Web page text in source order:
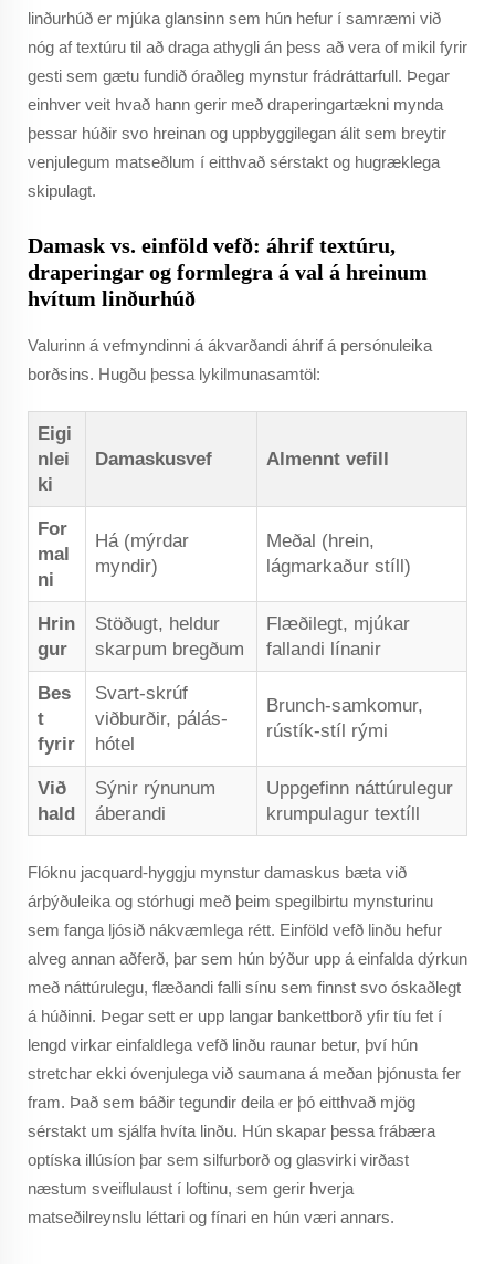
linðurhúð er mjúka glansinn sem hún hefur í samræmi við
nóg af textúru til að draga athygli án þess að vera of mikil fyrir
gesti sem gætu fundið óraðleg mynstur frádráttarfull. Þegar
einhver veit hvað hann gerir með draperingartækni mynda
þessar húðir svo hreinan og uppbyggilegan álit sem breytir
venjulegum matseðlum í eitthvað sérstakt og hugræklega
skipulagt.
Damask vs. einföld vefð: áhrif textúru,
draperingar og formlegra á val á hreinum
hvítum linðurhúð
Valurinn á vefmyndinni á ákvarðandi áhrif á persónuleika
borðsins. Hugðu þessa lykilmunasamtöl:
Eigi
nlei
ki
Damaskusvef Almennt vefill
For
mal
ni
Há (mýrdar
myndir)
Meðal (hrein,
lágmarkaður stíll)
Hrin
gur
Stöðugt, heldur
skarpum bregðum
Flæðilegt, mjúkar
fallandi línanir
Bes
t
fyrir
Svart-skrúf
viðburðir, pálás-
hótel
Brunch-samkomur,
rústík-stíl rými
Við
hald
Sýnir rýnunum
áberandi
Uppgefinn náttúrulegur
krumpulagur textíll
Flóknu jacquard-hyggju mynstur damaskus bæta við
árþýðuleika og stórhugi með þeim spegilbirtu mynsturinu
sem fanga ljósið nákvæmlega rétt. Einföld vefð linðu hefur
alveg annan aðferð, þar sem hún býður upp á einfalda dýrkun
með náttúrulegu, flæðandi falli sínu sem finnst svo óskaðlegt
á húðinni. Þegar sett er upp langar bankettborð yfir tíu fet í
lengd virkar einfaldlega vefð linðu raunar betur, því hún
stretchar ekki óvenjulega við saumana á meðan þjónusta fer
fram. Það sem báðir tegundir deila er þó eitthvað mjög
sérstakt um sjálfa hvíta linðu. Hún skapar þessa frábæra
optíska illúsíon þar sem silfurborð og glasvirki virðast
næstum sveiflulaust í loftinu, sem gerir hverja
matseðilreynslu léttari og fínari en hún væri annars.